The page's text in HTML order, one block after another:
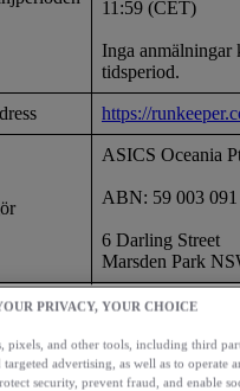
11:59 (CET)
Inga anmälningar
tidsperiod.
https://
ASICS Oceania
ABN: 59 003
6 Darling Street
Marsden Park
Deltagande i
minst 18 år eller
bosättningsland
PRIVACY, YOUR CHOICE
pixels, and other tools, including third
advertising, as well as to operate
security, prevent fraud, and enable